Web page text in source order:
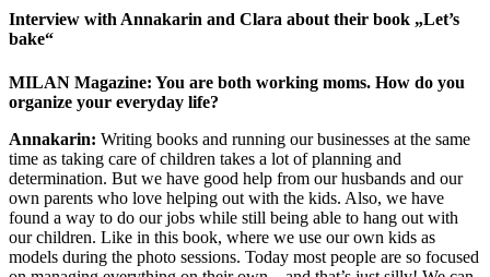
Interview with Annakarin and Clara about their book „Let’s
bake“
MILAN Magazine: You are both working moms. How do you
organize your everyday life?
Annakarin: Writing books and running our businesses at the same
time as taking care of children takes a lot of planning and
determination. But we have good help from our husbands and our
own parents who love helping out with the kids. Also, we have
found a way to do our jobs while still being able to hang out with
our children. Like in this book, where we use our own kids as
models during the photo sessions. Today most people are so focused